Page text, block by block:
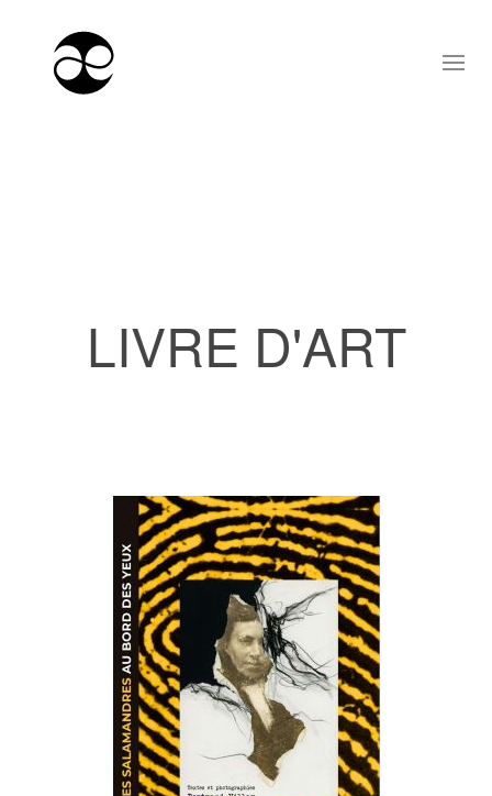
LIVRE D'ART